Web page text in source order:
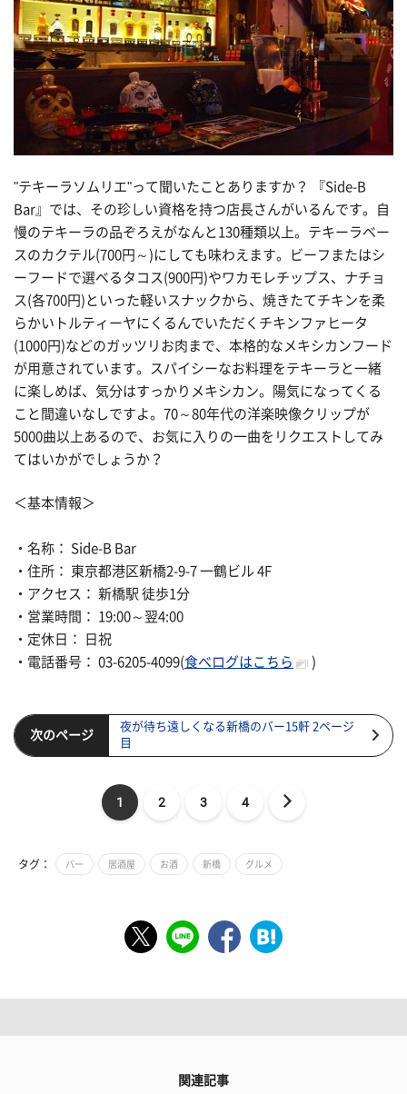
"テキーラソムリエ"って聞いたことありますか？ 『Side-B
Bar』では、その珍しい資格を持つ店長さんがいるんです。自
慢のテキーラの品ぞろえがなんと130種類以上。テキーラベー
スのカクテル(700円～)にしても味わえます。ビーフまたはシ
ーフードで選べるタコス(900円)やワカモレチップス、ナチョ
ス(各700円)といった軽いスナックから、焼きたてチキンを柔
らかいトルティーヤにくるんでいただくチキンファヒータ
(1000円)などのガッツリお肉まで、本格的なメキシカンフード
が用意されています。スパイシーなお料理をテキーラと一緒
に楽しめば、気分はすっかりメキシカン。陽気になってくる
こと間違いなしですよ。70～80年代の洋楽映像クリップが
5000曲以上あるので、お気に入りの一曲をリクエストしてみ
てはいかがでしょうか？
＜基本情報＞
・名称： Side-B Bar
・住所： 東京都港区新橋2-9-7 一鶴ビル 4F
・アクセス： 新橋駅 徒歩1分
・営業時間： 19:00～翌4:00
・定休日： 日祝
・電話番号： 03-6205-4099(食べログはこちら )
次のページ
夜が待ち遠しくなる新橋のバー15軒 2ページ
目
1 2 3 4
タグ： バー 居酒屋 お酒 新橋 グルメ
関連記事